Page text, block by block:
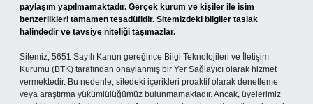
paylaşım yapılmamaktadır. Gerçek kurum ve kişiler ile isim
benzerlikleri tamamen tesadüfidir. Sitemizdeki bilgiler taslak
halindedir ve tavsiye niteliği taşımazlar.
Sitemiz, 5651 Sayılı Kanun gereğince Bilgi Teknolojileri ve İletişim
Kurumu (BTK) tarafından onaylanmış bir Yer Sağlayıcı olarak hizmet
vermektedir. Bu nedenle, sitedeki içerikleri proaktif olarak denetleme
veya araştırma yükümlülüğümüz bulunmamaktadır. Ancak, üyelerimiz